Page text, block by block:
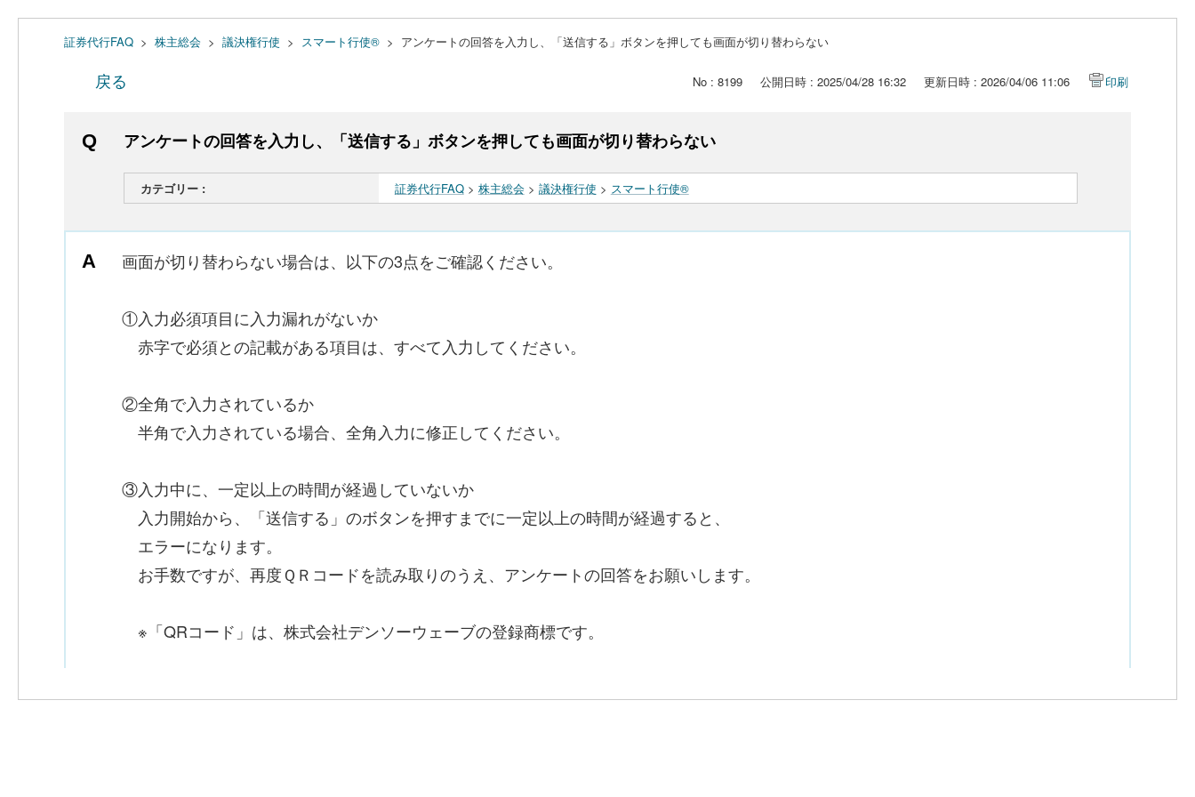
証券代行FAQ > 株主総会 > 議決権行使 > スマート行使® > アンケートの回答を入力し、「送信する」ボタンを押しても画面が切り替わらない
戻る No : 8199 公開日時 : 2025/04/28 16:32 更新日時 : 2026/04/06 11:06 印刷
アンケートの回答を入力し、「送信する」ボタンを押しても画面が切り替わらない
カテゴリー : 証券代行FAQ> 株主総会> 議決権行使 > スマート行使®
画面が切り替わらない場合は、以下の3点をご確認ください。
①入力必須項目に入力漏れがないか
赤字で必須との記載がある項目は、すべて入力してください。
②全角で入力されているか
半角で入力されている場合、全角入力に修正してください。
③入力中に、一定以上の時間が経過していないか
入力開始から、「送信する」のボタンを押すまでに一定以上の時間が経過すると、
エラーになります。
お手数ですが、再度ＱＲコードを読み取りのうえ、アンケートの回答をお願いします。
※「QRコード」は、株式会社デンソーウェーブの登録商標です。